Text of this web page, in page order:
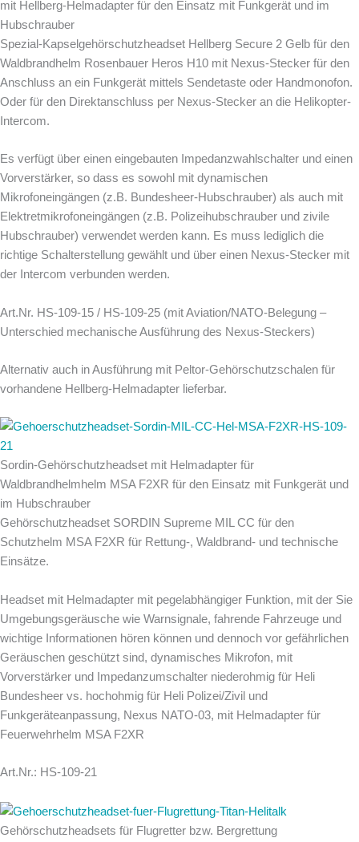
mit Hellberg-Helmadapter für den Einsatz mit Funkgerät und im
Hubschrauber
Spezial-Kapselgehörschutzheadset Hellberg Secure 2 Gelb für den
Waldbrandhelm Rosenbauer Heros H10 mit Nexus-Stecker für den
Anschluss an ein Funkgerät mittels Sendetaste oder Handmonofon.
Oder für den Direktanschluss per Nexus-Stecker an die Helikopter-
Intercom.
Es verfügt über einen eingebauten Impedanzwahlschalter und einen
Vorverstärker, so dass es sowohl mit dynamischen
Mikrofoneingängen (z.B. Bundesheer-Hubschrauber) als auch mit
Elektretmikrofoneingängen (z.B. Polizeihubschrauber und zivile
Hubschrauber) verwendet werden kann. Es muss lediglich die
richtige Schalterstellung gewählt und über einen Nexus-Stecker mit
der Intercom verbunden werden.
Art.Nr. HS-109-15 / HS-109-25 (mit Aviation/NATO-Belegung –
Unterschied mechanische Ausführung des Nexus-Steckers)
Alternativ auch in Ausführung mit Peltor-Gehörschutzschalen für
vorhandene Hellberg-Helmadapter lieferbar.
Sordin-Gehörschutzheadset mit Helmadapter für
Waldbrandhelmhelm MSA F2XR für den Einsatz mit Funkgerät und
im Hubschrauber
Gehörschutzheadset SORDIN Supreme MIL CC für den
Schutzhelm MSA F2XR für Rettung-, Waldbrand- und technische
Einsätze.
Headset mit Helmadapter mit pegelabhängiger Funktion, mit der Sie
Umgebungsgeräusche wie Warnsignale, fahrende Fahrzeuge und
wichtige Informationen hören können und dennoch vor gefährlichen
Geräuschen geschützt sind, dynamisches Mikrofon, mit
Vorverstärker und Impedanzumschalter niederohmig für Heli
Bundesheer vs. hochohmig für Heli Polizei/Zivil und
Funkgeräteanpassung, Nexus NATO-03, mit Helmadapter für
Feuerwehrhelm MSA F2XR
Art.Nr.: HS-109-21
Gehörschutzheadsets für Flugretter bzw. Bergrettung